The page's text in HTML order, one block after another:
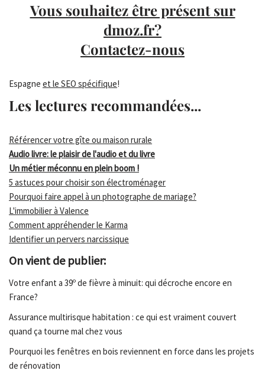
Vous souhaitez être présent sur
dmoz.fr?
Contactez-nous
Espagne et le SEO spécifique!
Les lectures recommandées...
Référencer votre gîte ou maison rurale
Audio livre: le plaisir de l'audio et du livre
Un métier méconnu en plein boom !
5 astuces pour choisir son électroménager
Pourquoi faire appel à un photographe de mariage?
L'immobilier à Valence
Comment appréhender le Karma
Identifier un pervers narcissique
On vient de publier:
Votre enfant a 39º de fièvre à minuit: qui décroche encore en
France?
Assurance multirisque habitation : ce qui est vraiment couvert
quand ça tourne mal chez vous
Pourquoi les fenêtres en bois reviennent en force dans les projets
de rénovation